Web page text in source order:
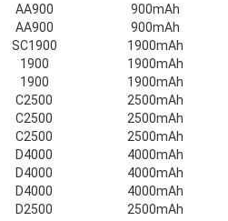
di litio
AA900
900mAh
AA900
900mAh
SC1900
1900mAh
1900
1900mAh
1900
1900mAh
C2500
2500mAh
C2500
2500mAh
C2500
2500mAh
D4000
4000mAh
D4000
4000mAh
D4000
4000mAh
D2500
2500mAh